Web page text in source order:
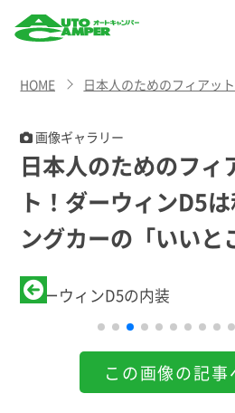
CAMPER
（オート
キャン
パー）
HOME 日本人のためのフィアッ
画像ギャラリー
日本人のためのフィ
ト！ダーウィンD5
ングカーの「いいと
ダーウィンD5の内装
この画像の記事